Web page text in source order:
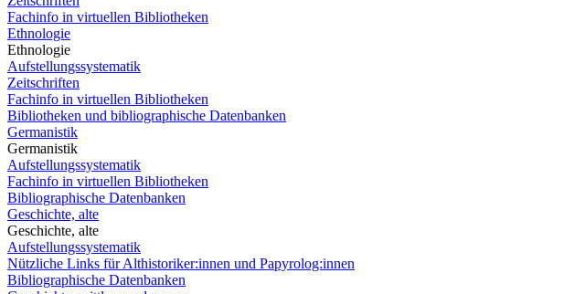
Fachinfo in virtuellen Bibliotheken
Ethnologie
Ethnologie
Aufstellungssystematik
Zeitschriften
Fachinfo in virtuellen Bibliotheken
Bibliotheken und bibliographische Datenbanken
Germanistik
Germanistik
Aufstellungssystematik
Fachinfo in virtuellen Bibliotheken
Bibliographische Datenbanken
Geschichte, alte
Geschichte, alte
Aufstellungssystematik
Nützliche Links für Althistoriker:innen und Papyrolog:innen
Bibliographische Datenbanken